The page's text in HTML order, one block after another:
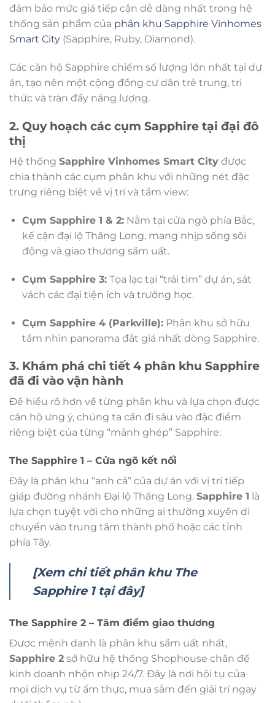
đảm bảo mức giá tiếp cận dễ dàng nhất trong hệ
thống sản phẩm của phân khu Sapphire Vinhomes
Smart City (Sapphire, Ruby, Diamond).
Các căn hộ Sapphire chiếm số lượng lớn nhất tại dự
án, tạo nên một cộng đồng cư dân trẻ trung, tri
thức và tràn đầy năng lượng.
2. Quy hoạch các cụm Sapphire tại đại đô
thị
Hệ thống Sapphire Vinhomes Smart City được
chia thành các cụm phân khu với những nét đặc
trưng riêng biệt về vị trí và tầm view:
Cụm Sapphire 1 & 2:Nằm tại cửa ngõ phía Bắc,
kế cận đại lộ Thăng Long, mang nhịp sống sôi
động và giao thương sầm uất.
Cụm Sapphire 3:Tọa lạc tại “trái tim” dự án, sát
vách các đại tiện ích và trường học.
Cụm Sapphire 4 (Parkville):Phân khu sở hữu
tầm nhìn panorama đắt giá nhất dòng Sapphire.
3. Khám phá chi tiết 4 phân khu Sapphire
đã đi vào vận hành
Để hiểu rõ hơn về từng phân khu và lựa chọn được
căn hộ ưng ý, chúng ta cần đi sâu vào đặc điểm
riêng biệt của từng “mảnh ghép” Sapphire:
The Sapphire 1 – Cửa ngõ kết nối
Đây là phân khu “anh cả” của dự án với vị trí tiếp
giáp đường nhánh Đại lộ Thăng Long. Sapphire 1 là
lựa chọn tuyệt vời cho những ai thường xuyên di
chuyển vào trung tâm thành phố hoặc các tỉnh
phía Tây.
[Xem chi tiết phân khu The
Sapphire 1 tại đây]
The Sapphire 2 – Tâm điểm giao thương
Được mệnh danh là phân khu sầm uất nhất,
Sapphire 2 sở hữu hệ thống Shophouse chân đế
kinh doanh nhộn nhịp 24/7. Đây là nơi hội tụ của
mọi dịch vụ từ ẩm thực, mua sắm đến giải trí ngay